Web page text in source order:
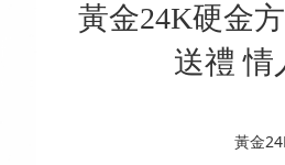
黃金24K硬金
送禮 情
黃金